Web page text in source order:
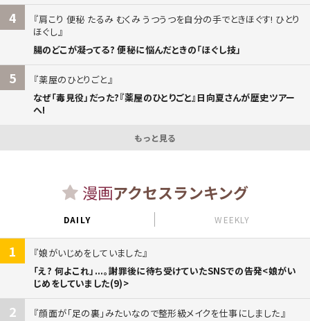
4
肩こり 便秘 たるみ むくみ うつうつを自分の手でときほぐす! ひとり
ほぐし
腸のどこが凝ってる? 便秘に悩んだときの「ほぐし技」
5
薬屋のひとりごと
なぜ「毒見役」だった?『薬屋のひとりごと』日向夏さんが歴史ツアー
へ!
もっと見る
漫画アクセスランキング
DAILY WEEKLY
1
娘がいじめをしていました
「え? 何よこれ」...。謝罪後に待ち受けていたSNSでの告発<娘がい
じめをしていました(9)>
2
顔面が「足の裏」みたいなので整形級メイクを仕事にしました